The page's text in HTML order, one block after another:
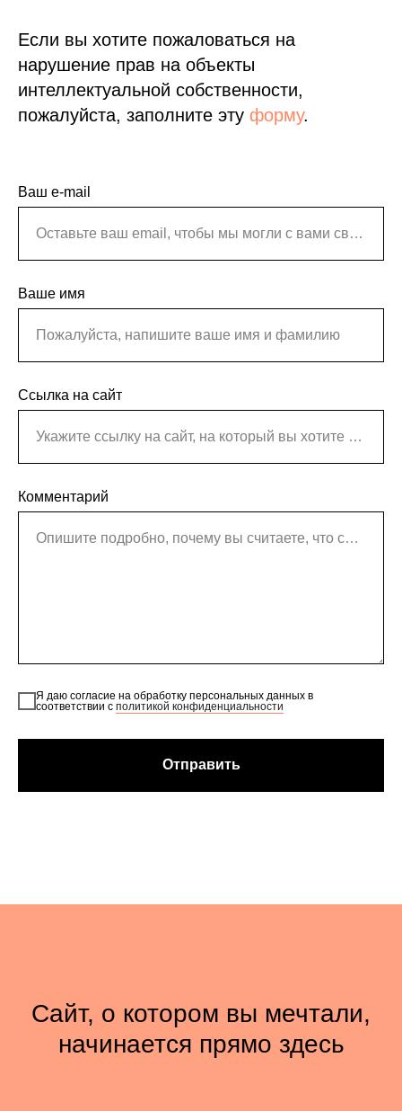
Если вы хотите пожаловаться на
нарушение прав на объекты
интеллектуальной собственности,
пожалуйста, заполните эту форму.
Ваш e-mail
Оставьте ваш email, чтобы мы могли с вами связаться
Ваше имя
Пожалуйста, напишите ваше имя и фамилию
Ссылка на сайт
Укажите ссылку на сайт, на который вы хотите пожаловаться
Комментарий
Опишите подробно, почему вы считаете, что сайт нарушает ваши права
Я даю согласие на обработку персональных данных в
соответствии с политикой конфиденциальности
Отправить
Сайт, о котором вы мечтали,
начинается прямо здесь